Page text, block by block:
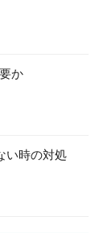
か
い時の対処